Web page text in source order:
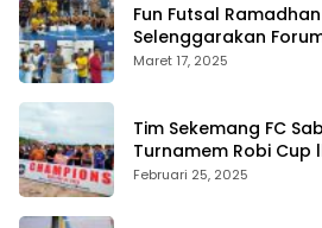
Fun Futsal
Selenggarakan
Bengkalis
Maret 17, 2025
Tim Sekemang FC
Turnamem Robi Cup
Februari 25, 2025